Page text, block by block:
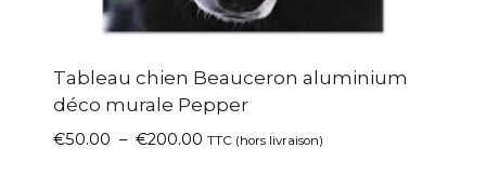
Tableau chien Beauceron aluminium
déco murale Pepper
€50.00 – €200.00 TTC (hors livraison)